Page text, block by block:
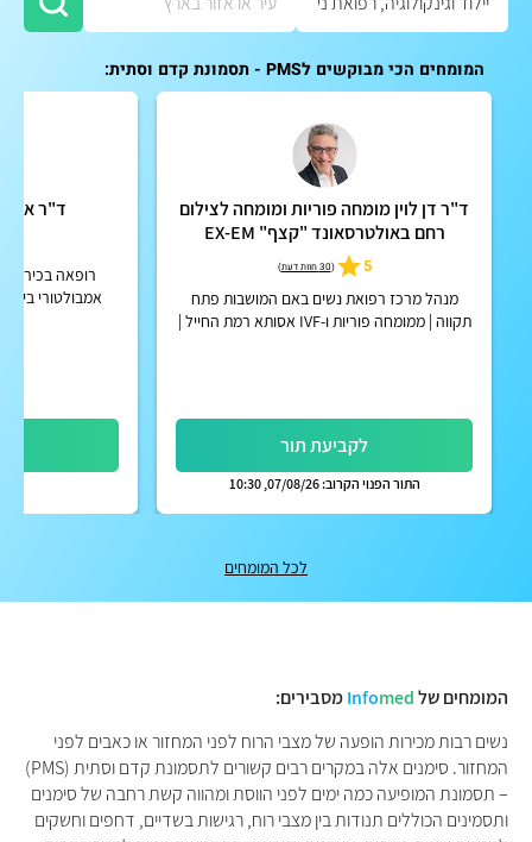
המומחים הכי מבוקשים לPMS - תסמונת קדם וסתית:
ד"ר דן לוין מומחה פוריות ומומחה לצילום
רחם באולטרסאונד "קצף" EX-EM
5
(30 חוות דעת )
מנהל מרכז רפואת נשים באם המושבות פתח
תקווה | ממומחה פוריות ו-IVF אסותא רמת החייל |
לקביעת תור
התור הפנוי הקרוב: 07/08/26, 10:30
ד"ר
רופאה בכירה
אמבולטורי
לכל המומחים
המומחים של Infomed
מסבירים:
נשים רבות מכירות הופעה של מצבי הרוח לפני המחזור או כאבים לפני
המחזור. סימנים אלה במקרים רבים קשורים לתסמונת קדם וסתית (PMS)
– תסמונת המופיעה כמה ימים לפני הווסת ומהווה קשת רחבה של סימנים
ותסמינים הכוללים תנודות בין מצבי רוח, רגישות בשדיים, דחפים וחשקים